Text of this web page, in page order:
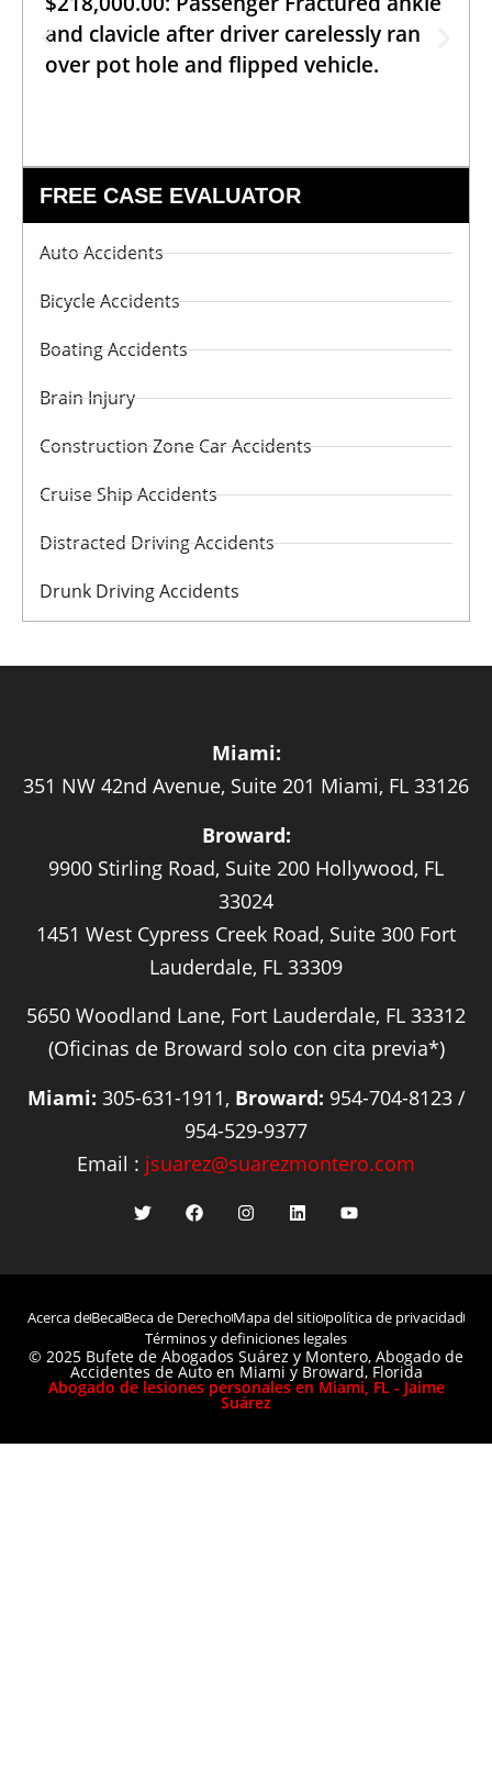
and clavicle after driver carelessly ran
over pot hole and flipped vehicle.
FREE CASE EVALUATOR
Auto Accidents
Bicycle Accidents
Boating Accidents
Brain Injury
Construction Zone Car Accidents
Cruise Ship Accidents
Distracted Driving Accidents
Drunk Driving Accidents
Miami:
351 NW 42nd Avenue, Suite 201 Miami, FL 33126
Broward:
9900 Stirling Road, Suite 200 Hollywood, FL
33024
1451 West Cypress Creek Road, Suite 300 Fort
Lauderdale, FL 33309
5650 Woodland Lane, Fort Lauderdale, FL 33312
(Oficinas de Broward solo con cita previa*)
Miami: 305-631-1911, Broward: 954-704-8123 /
954-529-9377
Email : jsuarez@suarezmontero.com
Acerca deBecaBeca de DerechoMapa del sitiopolítica de privacidad
Términos y definiciones legales
© 2025 Bufete de Abogados Suárez y Montero, Abogado de
Accidentes de Auto en Miami y Broward, Florida
Abogado de lesiones personales en Miami, FL - Jaime
Suárez